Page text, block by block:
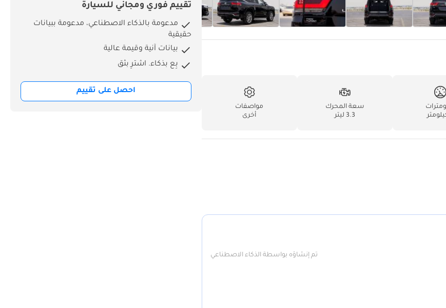
سعة المحرك
3.3 ليتر
مواصفات
أخرى
تم إنشاؤه بواسطة الذكاء الاصطناعي
تقييم فوري ومجاني للسيارة
مدعومة بالذكاء الاصطناعي، مدعومة ببيانات
حقيقية
بيانات آنية وقيمة عالية
بِع بذكاء. اشترِ بثق
احصل على تقييم